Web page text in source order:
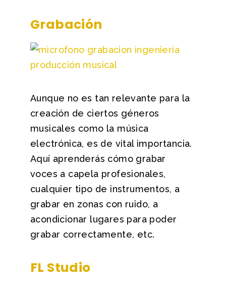
Grabación
Aunque no es tan relevante para la
creación de ciertos géneros
musicales como la música
electrónica, es de vital importancia.
Aquí aprenderás cómo grabar
voces a capela profesionales,
cualquier tipo de instrumentos, a
grabar en zonas con ruido, a
acondicionar lugares para poder
grabar correctamente, etc.
FL Studio